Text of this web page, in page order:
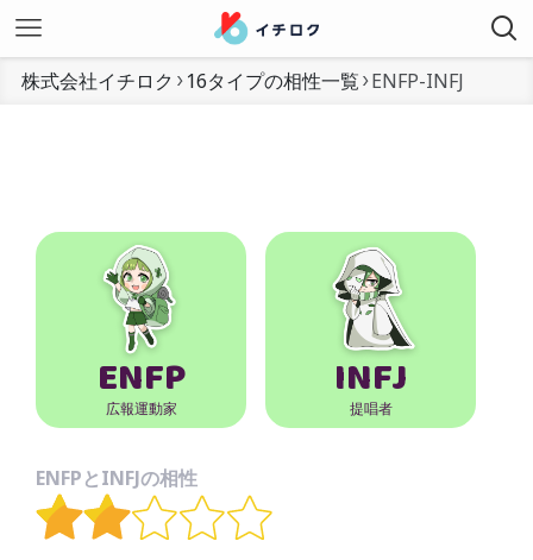
株式会社イチロク 16タイプの相性一覧 ENFP-INFJ
ENFP
広報運動家 INFJ
提唱者
ENFPとINFJの相性